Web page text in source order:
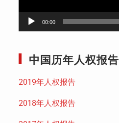
00:00
中国历年人权报告
2019年人权报告
2018年人权报告